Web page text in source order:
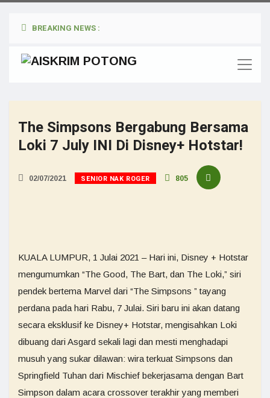
BREAKING NEWS :
The Simpsons Bergabung Bersama
Loki 7 July INI Di Disney+ Hotstar!
02/07/2021 SENIOR NAK ROGER 805
KUALA LUMPUR, 1 Julai 2021 – Hari ini, Disney + Hotstar
mengumumkan “The Good, The Bart, dan The Loki,” siri
pendek bertema Marvel dari “The Simpsons ” tayang
perdana pada hari Rabu, 7 Julai. Siri baru ini akan datang
secara eksklusif ke Disney+ Hotstar, mengisahkan Loki
dibuang dari Asgard sekali lagi dan mesti menghadapi
musuh yang sukar dilawan: wira terkuat Simpsons dan
Springfield Tuhan dari Mischief bekerjasama dengan Bart
Simpson dalam acara crossover terakhir yang memberi